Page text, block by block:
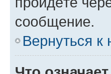
сообщение.
Вернуться к